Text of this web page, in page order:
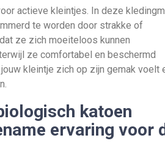
actieve kleintjes. In deze
te worden door strakke of
ze zich moeiteloos kunnen
ze comfortabel en beschermd
kleintje zich op zijn gemak voelt
katoen
ervaring voor